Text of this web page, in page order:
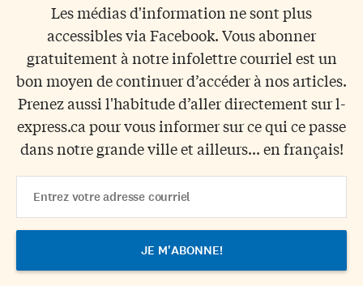
Les médias d'information ne sont plus
accessibles via Facebook. Vous abonner
gratuitement à notre infolettre courriel est un
bon moyen de continuer d’accéder à nos articles.
Prenez aussi l'habitude d’aller directement sur l-
express.ca pour vous informer sur ce qui ce passe
dans notre grande ville et ailleurs... en français!
Address